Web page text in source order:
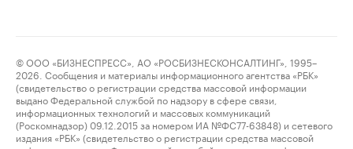
© ООО «БИЗНЕСПРЕСС», АО «РОСБИЗНЕСКОНСАЛТИНГ», 1995–
2026. Сообщения и материалы информационного агентства «РБК»
(свидетельство о регистрации средства массовой информации
выдано Федеральной службой по надзору в сфере связи,
информационных технологий и массовых коммуникаций
(Роскомнадзор) 09.12.2015 за номером ИА №ФС77-63848) и сетевого
издания «РБК» (свидетельство о регистрации средства массовой